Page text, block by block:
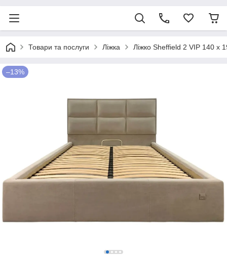
Товари та послуги Ліжка Ліжко Sheffield 2 VIP 140 х
–13%